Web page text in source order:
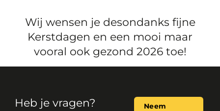
Wij wensen je desondanks fijne
Kerstdagen en een mooi maar
vooral ook gezond 2026 toe!
Heb je vragen?
Neem